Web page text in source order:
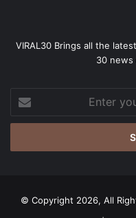
VIRAL30 Brings all the
30 news
your
Email
© Copyright 2026, All